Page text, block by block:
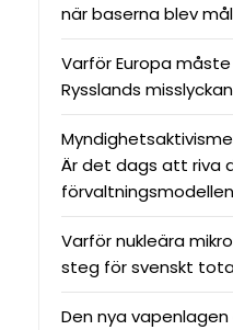
när baserna blev
Varför Europa
Rysslands
Är det dags att riva
Varför nukleära
steg för svenskt
Den nya